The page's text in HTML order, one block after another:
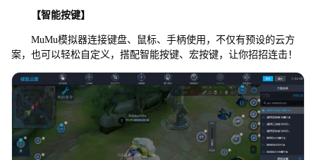
【智能按键】
MuMu模拟器连接键盘、鼠标、手柄使用，不仅有预设的云方
案，也可以轻松自定义，搭配智能按键、宏按键，让你招招连击！